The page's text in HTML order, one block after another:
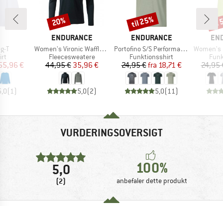
T
pris
€
(1)
MÆRKE
ENDURANCE
Artikel
Women's Vironic Waffle Melange Loose Fit Midlayer
Produktgruppe
Fleecesweatere
Pris
44,95 €Nedsat pris
35,96 €
5,0(2)
Rabat
20%
MÆRKE
ENDURANCE
Artikel
Portofino S/S Performance Tee
Produktgruppe
Funktionsshirt
Pris
24,95 € Nedsat pris
fra 18,71 €
5,0(11)
Rabat
til 25%
Artikel
Women's
24,95
VURDERINGSOVERSIGT
5,0
(2)
100%
anbefaler dette produkt